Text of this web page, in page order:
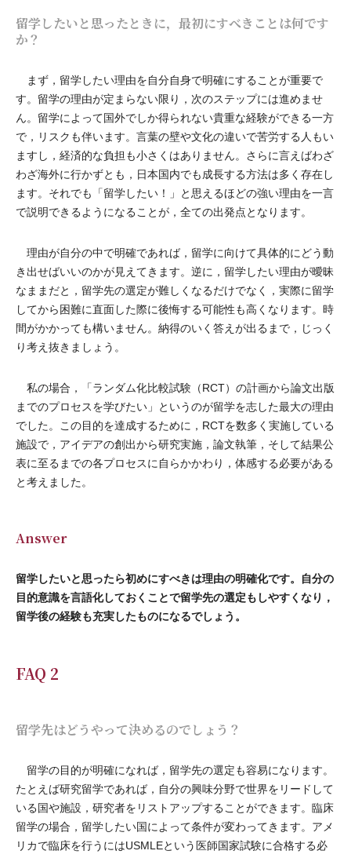
留学したいと思ったときに，最初にすべきことは何です
か？
まず，留学したい理由を自分自身で明確にすることが重要で
す。留学の理由が定まらない限り，次のステップには進めませ
ん。留学によって国外でしか得られない貴重な経験ができる一方
で，リスクも伴います。言葉の壁や文化の違いで苦労する人もい
ますし，経済的な負担も小さくはありません。さらに言えばわざ
わざ海外に行かずとも，日本国内でも成長する方法は多く存在し
ます。それでも「留学したい！」と思えるほどの強い理由を一言
で説明できるようになることが，全ての出発点となります。
理由が自分の中で明確であれば，留学に向けて具体的にどう動
き出せばいいのかが見えてきます。逆に，留学したい理由が曖昧
なままだと，留学先の選定が難しくなるだけでなく，実際に留学
してから困難に直面した際に後悔する可能性も高くなります。時
間がかかっても構いません。納得のいく答えが出るまで，じっく
り考え抜きましょう。
私の場合，「ランダム化比較試験（RCT）の計画から論文出版
までのプロセスを学びたい」というのが留学を志した最大の理由
でした。この目的を達成するために，RCTを数多く実施している
施設で，アイデアの創出から研究実施，論文執筆，そして結果公
表に至るまでの各プロセスに自らかかわり，体感する必要がある
と考えました。
Answer
留学したいと思ったら初めにすべきは理由の明確化です。自分の
目的意識を言語化しておくことで留学先の選定もしやすくなり，
留学後の経験も充実したものになるでしょう。
FAQ 2
留学先はどうやって決めるのでしょう？
留学の目的が明確になれば，留学先の選定も容易になります。
たとえば研究留学であれば，自分の興味分野で世界をリードして
いる国や施設，研究者をリストアップすることができます。臨床
留学の場合，留学したい国によって条件が変わってきます。アメ
リカで臨床を行うにはUSMLEという医師国家試験に合格する必